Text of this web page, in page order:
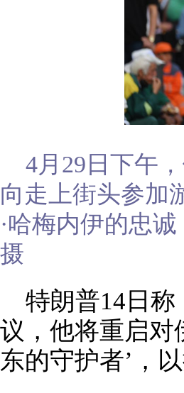
4月29日下午
向走上街头参加
·哈梅内伊的忠
摄
特朗普14日
议，他将重启对
东的守护者’，